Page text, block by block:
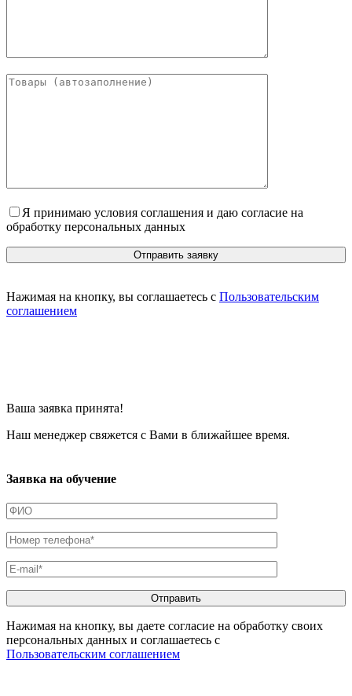
Я принимаю условия соглашения и даю согласие на
обработку персональных данных
Нажимая на кнопку, вы соглашаетесь с Пользовательским
соглашением
Ваша заявка принята!
Наш менеджер свяжется с Вами в ближайшее время.
Заявка на обучение
Нажимая на кнопку, вы даете согласие на обработку своих
персональных данных и соглашаетесь с
Пользовательским соглашением